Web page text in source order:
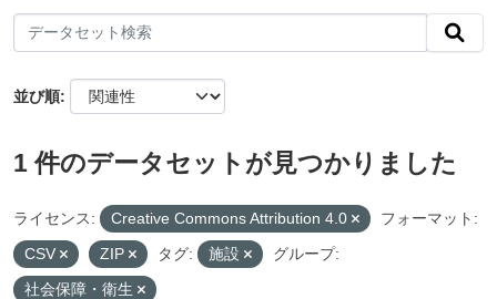
並び順
1 件のデータセットが見つかりました
ライセンス: Creative Commons Attribution 4.0
フォーマット:
CSV
ZIP タグ: 施設
グループ:
社会保障・衛生